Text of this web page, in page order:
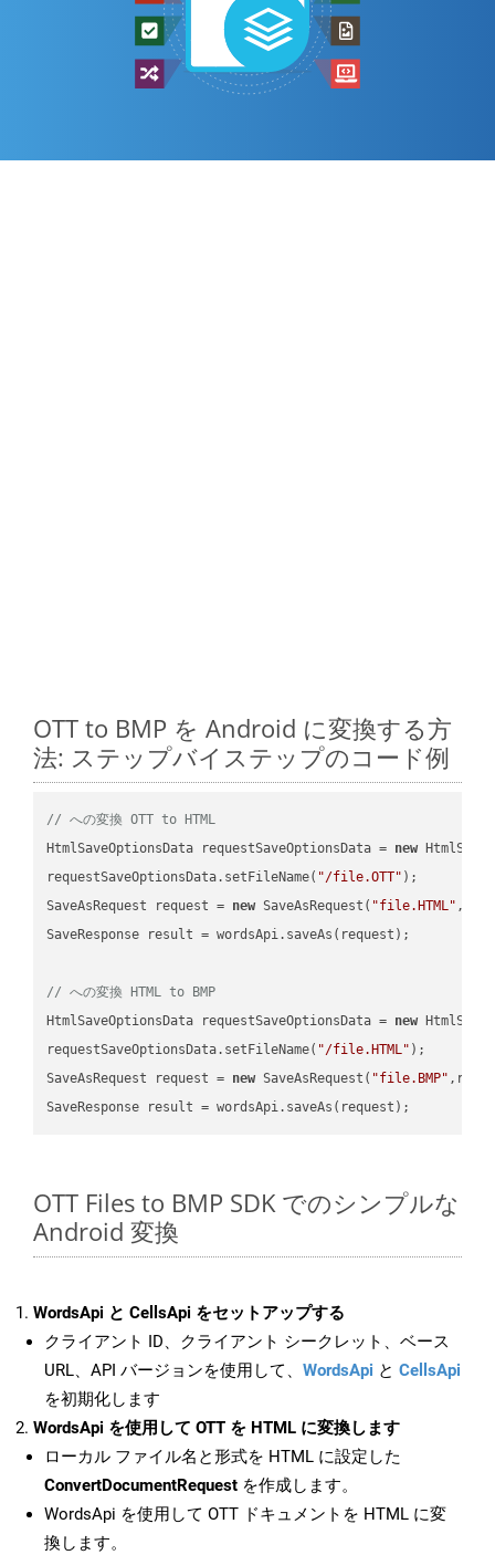
OTT to BMP を Android に変換する方
法: ステップバイステップのコード例
// への変換 OTT to HTML
HtmlSaveOptionsData requestSaveOptionsData = new
requestSaveOptionsData.setFileName( "/file.OTT" );
SaveAsRequest request = new SaveAsRequest( "file.HTML"
SaveResponse result = wordsApi.saveAs(request);
// への変換 HTML to BMP
HtmlSaveOptionsData requestSaveOptionsData = new
requestSaveOptionsData.setFileName( "/file.HTML" );
SaveAsRequest request = new SaveAsRequest( "file.BMP"
OTT Files to BMP SDK でのシンプルな
Android 変換
WordsApi と CellsApi をセットアップする
クライアント ID、クライアント シークレット、ベース
URL、API バージョンを使用して、 WordsApi と CellsApi
を初期化します
WordsApi を使用して OTT を HTML に変換します
ローカル ファイル名と形式を HTML に設定した
ConvertDocumentRequest を作成します。
WordsApi を使用して OTT ドキュメントを HTML に変
換します。